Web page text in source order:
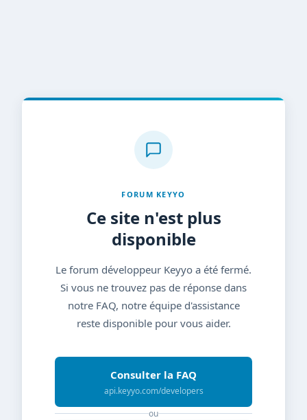
FORUM KEYYO
Ce site n'est plus
disponible
Le forum développeur Keyyo a été fermé.
Si vous ne trouvez pas de réponse dans
notre FAQ, notre équipe d'assistance
reste disponible pour vous aider.
Consulter la FAQ
api.keyyo.com/developers
ou